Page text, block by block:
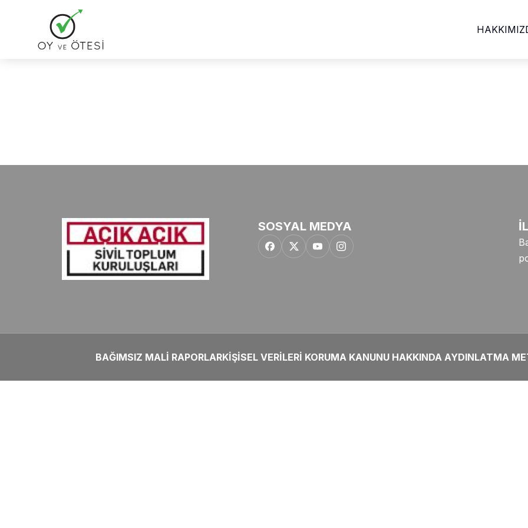
SOSYAL MEDYA
BAĞIMSIZ MALİ RAPORLARKİŞİSEL VERİLERİ KORUMA KANUNU HAKKINDA AYDINLATMA